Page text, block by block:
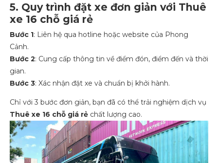
5. Quy trình đặt xe đơn giản với Thuê
xe 16 chỗ giá rẻ
Bước 1: Liên hệ qua hotline hoặc website của Phong
Cảnh.
Bước 2: Cung cấp thông tin về điểm đón, điểm đến và thời
gian.
Bước 3: Xác nhận đặt xe và chuẩn bị khởi hành.
Chỉ với 3 bước đơn giản, bạn đã có thể trải nghiệm dịch vụ
Thuê xe 16 chỗ giá rẻ chất lượng cao.